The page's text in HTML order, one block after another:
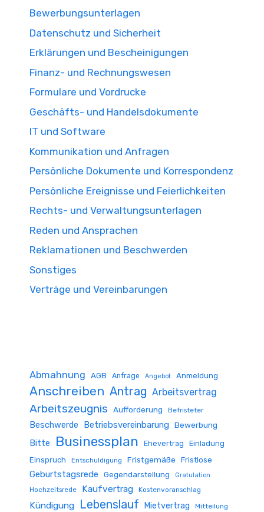
Bewerbungsunterlagen
Datenschutz und Sicherheit
Erklärungen und Bescheinigungen
Finanz- und Rechnungswesen
Formulare und Vordrucke
Geschäfts- und Handelsdokumente
IT und Software
Kommunikation und Anfragen
Persönliche Dokumente und Korrespondenz
Persönliche Ereignisse und Feierlichkeiten
Rechts- und Verwaltungsunterlagen
Reden und Ansprachen
Reklamationen und Beschwerden
Sonstiges
Verträge und Vereinbarungen
Abmahnung AGB Anfrage Angebot Anmeldung
Anschreiben Antrag Arbeitsvertrag
Arbeitszeugnis Aufforderung Befristeter
Beschwerde Betriebsvereinbarung Bewerbung
Bitte Businessplan Ehevertrag
Einladung
Einspruch
Entschuldigung Fristgemäße Fristlose
Geburtstagsrede Gegendarstellung Gratulation
Hochzeitsrede Kaufvertrag Kostenvoranschlag
Kündigung Lebenslauf Mietvertrag Mitteilung